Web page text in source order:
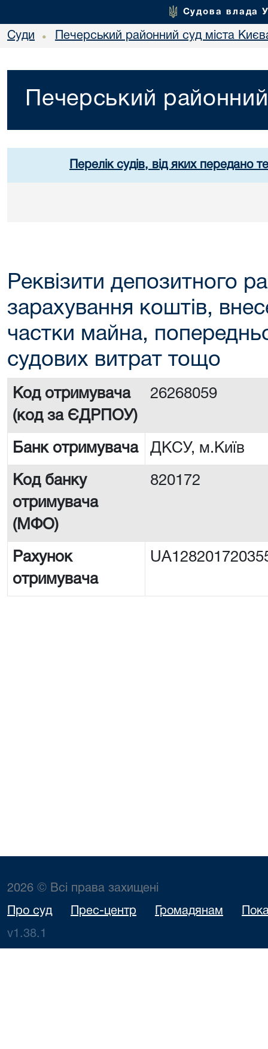
Судова влада
Суди • Печерський районний суд міста
Печерський
Перелік судів, від яких передано
Реквізити депозитного
зарахування коштів,
частки майна,
судових витрат тощо
Код отримувача
(код за ЄДРПОУ)
26268059
Банк отримувача ДКСУ, м.Київ
Код банку
отримувача
(МФО)
820172
Рахунок
отримувача
2026 © Всі права захищені
Про суд Прес-центр Громадянам
v1.38.1